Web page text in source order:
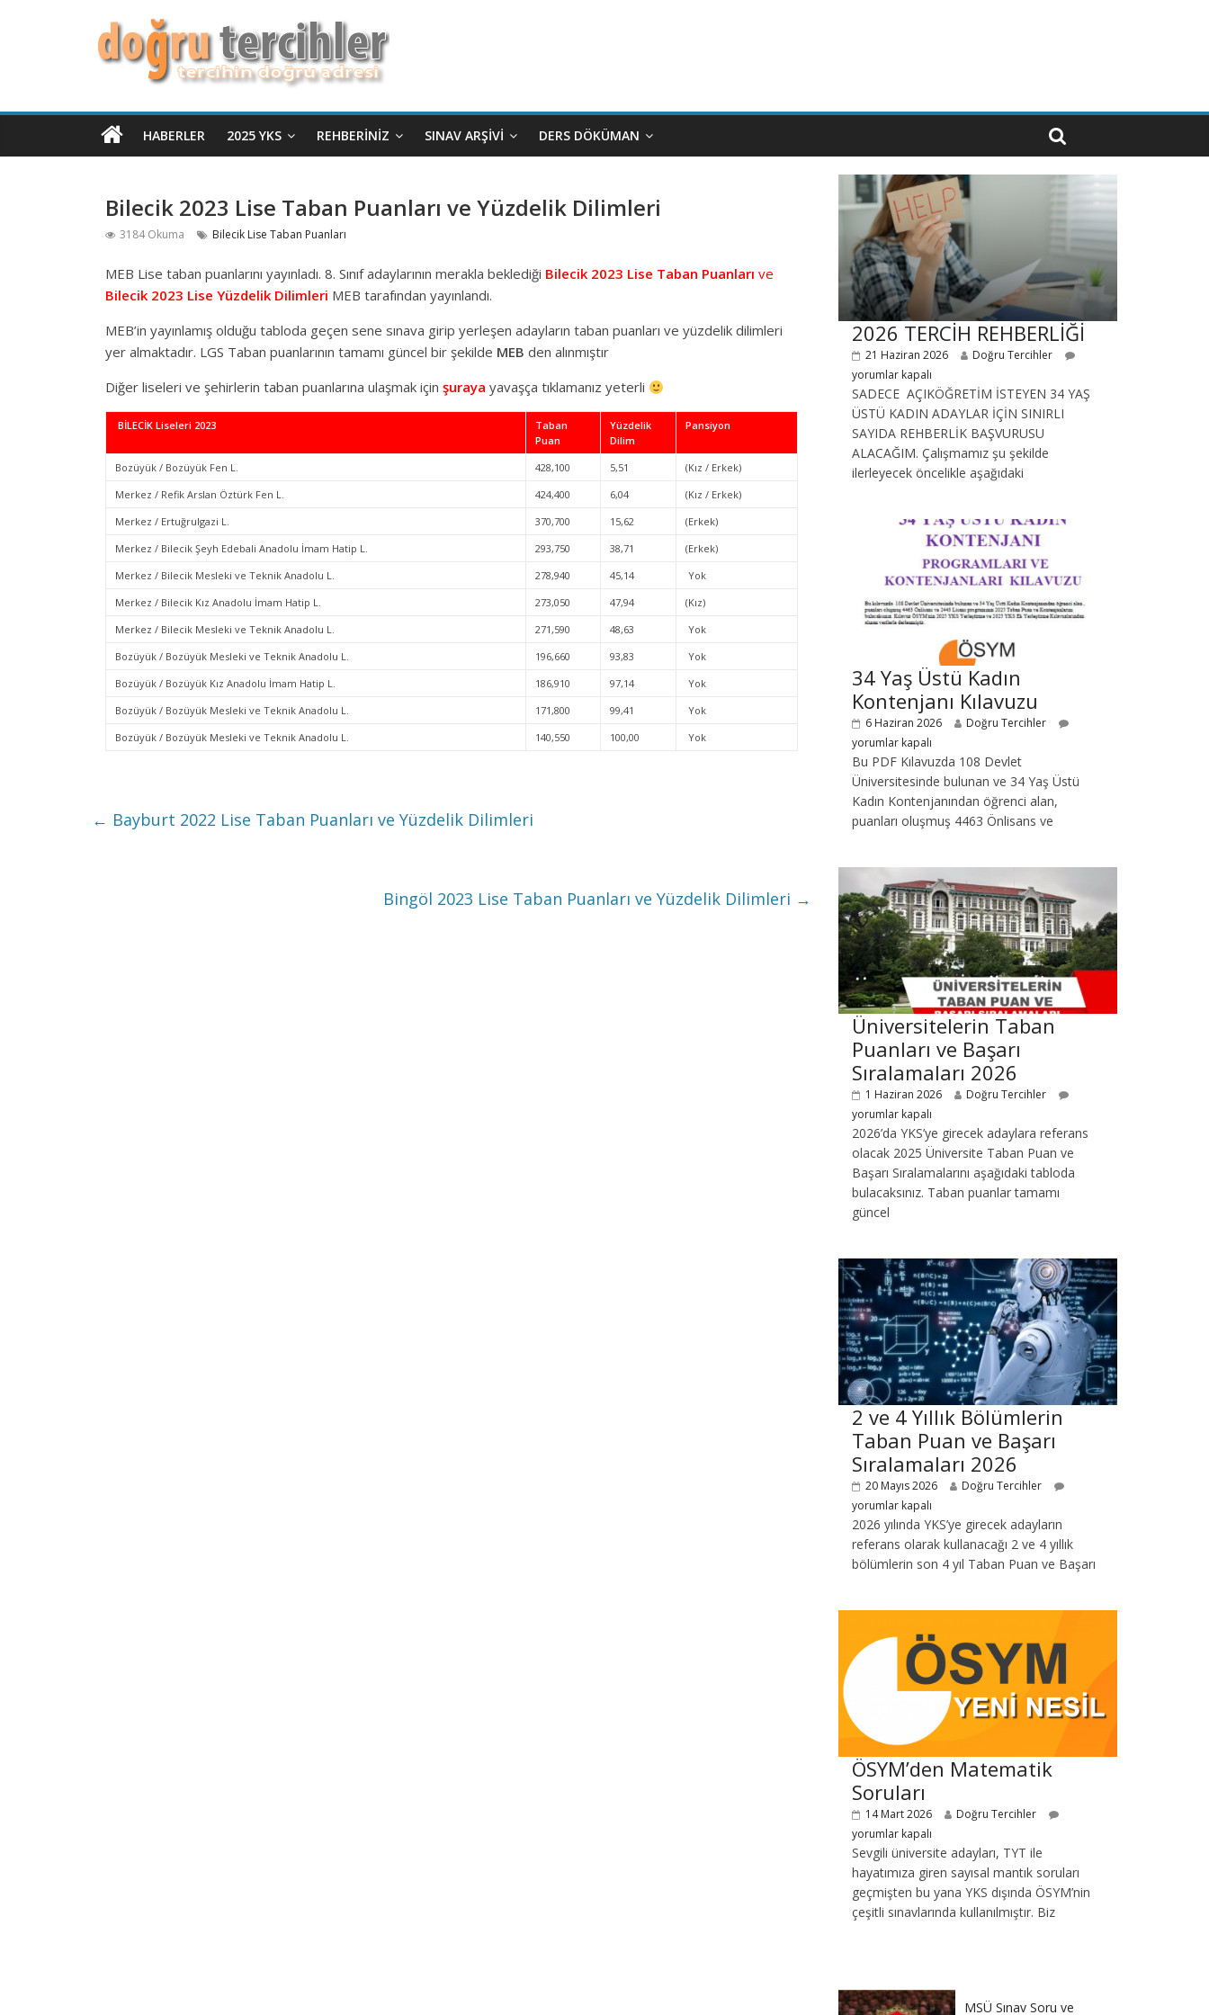
HABERLER 2025 YKS REHBERINIZ SINAV ARŞIVI DERS DÖKÜMAN
Bilecik 2023 Lise Taban Puanları ve Yüzdelik Dilimleri
3184 Okuma Bilecik Lise Taban Puanları
MEB Lise taban puanlarını yayınladı. 8. Sınıf adaylarının merakla beklediği Bilecik 2023 Lise Taban Puanları ve
Bilecik 2023 Lise Yüzdelik Dilimleri MEB tarafından yayınlandı.
MEB’in yayınlamış olduğu tabloda geçen sene sınava girip yerleşen adayların taban puanları ve yüzdelik dilimleri
yer almaktadır. LGS Taban puanlarının tamamı güncel bir şekilde MEB den alınmıştır
Diğer liseleri ve şehirlerin taban puanlarına ulaşmak için şuraya yavaşça tıklamanız yeterli
BİLECİK Liseleri 2023
Taban
Puan
Yüzdelik
Dilim
Pansiyon
Bozüyük / Bozüyük Fen L. 428,100 5,51
(Kız / Erkek)
Merkez / Refik Arslan Öztürk Fen L.
424,400 6,04
(Kız / Erkek)
Merkez / Ertuğrulgazi L.
370,700 15,62
(Erkek)
Merkez / Bilecik Şeyh Edebali Anadolu İmam Hatip L.
293,750 38,71
(Erkek)
Merkez / Bilecik Mesleki ve Teknik Anadolu L.
278,940 45,14
Yok
Merkez / Bilecik Kız Anadolu İmam Hatip L.
273,050 47,94
(Kız)
Merkez / Bilecik Mesleki ve Teknik Anadolu L.
271,590 48,63
Yok
Bozüyük / Bozüyük Mesleki ve Teknik Anadolu L.
196,660 93,83
Yok
Bozüyük / Bozüyük Kız Anadolu İmam Hatip L.
186,910 97,14
Yok
Bozüyük / Bozüyük Mesleki ve Teknik Anadolu L.
171,800 99,41
Yok
Bozüyük / Bozüyük Mesleki ve Teknik Anadolu L.
140,550 100,00 Yok
← Bayburt 2022 Lise Taban Puanları ve Yüzdelik Dilimleri
Bingöl 2023 Lise Taban Puanları ve Yüzdelik Dilimleri →
2026 TERCİH REHBERLİĞİ
21 Haziran 2026
Doğru Tercihler
yorumlar kapalı
SADECE AÇIKÖĞRETİM İSTEYEN 34 YAŞ
ÜSTÜ KADIN ADAYLAR İÇİN SINIRLI
SAYIDA REHBERLİK BAŞVURUSU
ALACAĞIM. Çalışmamız şu şekilde
ilerleyecek öncelikle aşağıdaki
34 Yaş Üstü Kadın
Kontenjanı Kılavuzu
6 Haziran 2026
Doğru Tercihler
yorumlar kapalı
Bu PDF Kılavuzda 108 Devlet
Üniversitesinde bulunan ve 34 Yaş Üstü
Kadın Kontenjanından öğrenci alan,
puanları oluşmuş 4463 Önlisans ve
Üniversitelerin Taban
Puanları ve Başarı
Sıralamaları 2026
1 Haziran 2026
Doğru Tercihler
yorumlar kapalı
2026’da YKS’ye girecek adaylara referans
olacak 2025 Üniversite Taban Puan ve
Başarı Sıralamalarını aşağıdaki tabloda
bulacaksınız. Taban puanlar tamamı
güncel
2 ve 4 Yıllık Bölümlerin
Taban Puan ve Başarı
Sıralamaları 2026
20 Mayıs 2026
Doğru Tercihler
yorumlar kapalı
2026 yılında YKS’ye girecek adayların
referans olarak kullanacağı 2 ve 4 yıllık
bölümlerin son 4 yıl Taban Puan ve Başarı
ÖSYM’den Matematik
Soruları
14 Mart 2026
Doğru Tercihler
yorumlar kapalı
Sevgili üniversite adayları, TYT ile
hayatımıza giren sayısal mantık soruları
geçmişten bu yana YKS dışında ÖSYM’nin
çeşitli sınavlarında kullanılmıştır. Biz
MSÜ Sınav Soru ve